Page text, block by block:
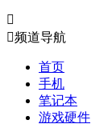

频道导航
首页
手机
笔记本
游戏硬件